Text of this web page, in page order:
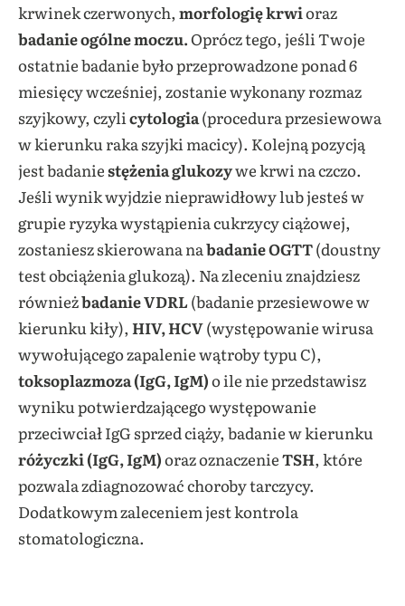
krwinek czerwonych,morfologię krwioraz
badanie ogólne moczu.Oprócz tego, jeśli Twoje
ostatnie badanie było przeprowadzone ponad 6
miesięcy wcześniej, zostanie wykonany rozmaz
szyjkowy, czylicytologia(procedura przesiewowa
w kierunku raka szyjki macicy). Kolejną pozycją
jest badaniestężenia glukozywe krwi na czczo.
Jeśli wynik wyjdzie nieprawidłowy lub jesteś w
grupie ryzyka wystąpienia cukrzycy ciążowej,
zostaniesz skierowana nabadanie OGTT(doustny
test obciążenia glukozą). Na zleceniu znajdziesz
równieżbadanie VDRL(badanie przesiewowe w
kierunku kiły),HIV, HCV(występowanie wirusa
wywołującego zapalenie wątroby typu C),
toksoplazmoza (IgG, IgM)o ile nie przedstawisz
wyniku potwierdzającego występowanie
przeciwciał IgG sprzed ciąży, badanie w kierunku
różyczki (IgG, IgM)oraz oznaczenieTSH, które
pozwala zdiagnozować choroby tarczycy.
Dodatkowym zaleceniem jest kontrola
stomatologiczna.